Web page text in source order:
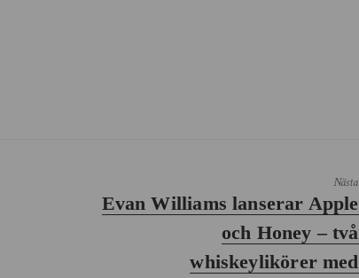
Nästa
Nästa
Evan Williams lanserar Apple
och Honey – två
whiskeylikörer med